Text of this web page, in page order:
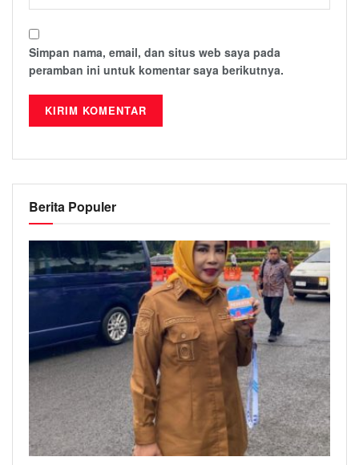
Simpan nama, email, dan situs web saya pada
peramban ini untuk komentar saya berikutnya.
Berita Populer